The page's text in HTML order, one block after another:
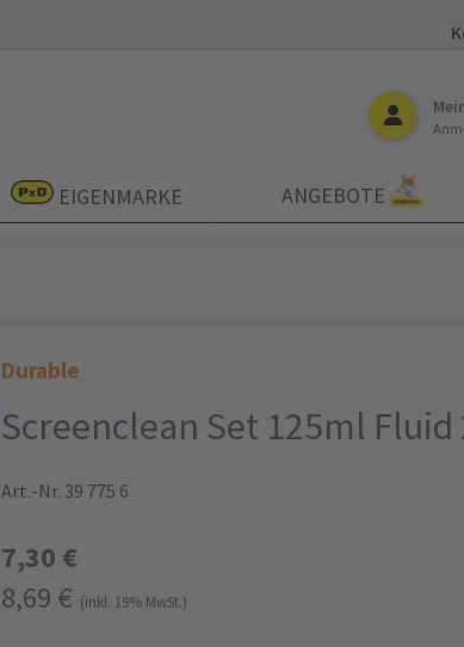
EIGENMARKE ANGEBOTE
Durable
Screenclean Set 125ml Fluid
Art.-Nr. 39 775 6
7,30 €
8,69 € (inkl. 19% MwSt.)